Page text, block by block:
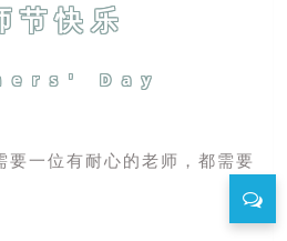
节快乐
Day
要一位有耐心的老师，都需要